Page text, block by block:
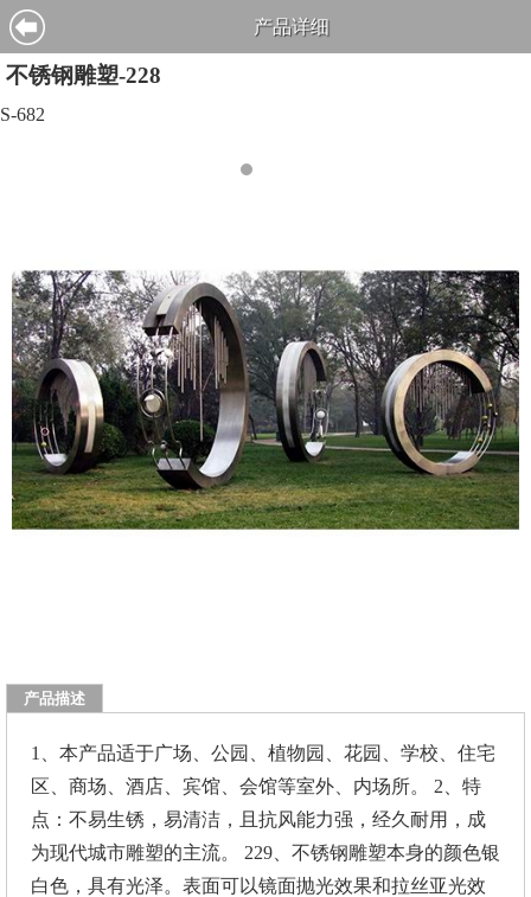
产品详细
不锈钢雕塑-228
S-682
产品描述
1、本产品适于广场、公园、植物园、花园、学校、住宅
区、商场、酒店、宾馆、会馆等室外、内场所。 2、特
点：不易生锈，易清洁，且抗风能力强，经久耐用，成
为现代城市雕塑的主流。 229、不锈钢雕塑本身的颜色银
白色，具有光泽。表面可以镜面抛光效果和拉丝亚光效